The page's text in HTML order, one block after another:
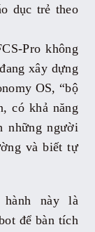
dục trẻ theo
Pro không
xây dựng
OS, “bộ
có khả năng
những người
và biết tự
này là
để bàn tích